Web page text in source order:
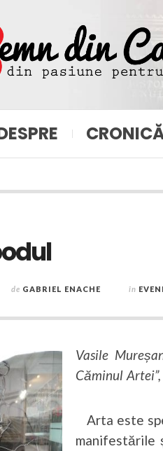
de GABRIEL ENACHE în
Vasile
Căminul
Arta este
manifestările